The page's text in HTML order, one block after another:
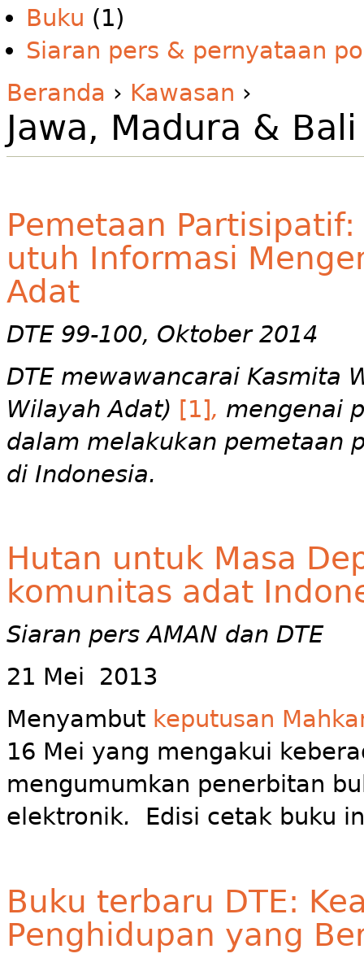
Buku (1)
Siaran pers & pernyataan
Beranda › Kawasan ›
Jawa, Madura & Bali
Pemetaan
utuh Informasi
Adat
DTE 99-100, Oktober 2014
DTE mewawancarai Kasmita
Wilayah Adat) [1], mengenai
dalam melakukan pemetaan
di Indonesia.
Hutan untuk Masa
komunitas adat
Siaran pers AMAN dan DTE
21 Mei 2013
Menyambut keputusan
16 Mei yang mengakui
mengumumkan penerbitan
elektronik. Edisi cetak buku
Buku terbaru DTE:
Penghidupan yang